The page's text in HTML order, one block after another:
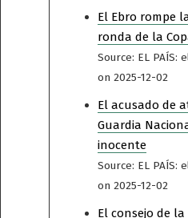
El Ebro rompe
ronda de la
Source: EL PAÍS:
on 2025-12-02
El acusado de
Guardia
inocente
Source: EL PAÍS:
on 2025-12-02
El consejo de